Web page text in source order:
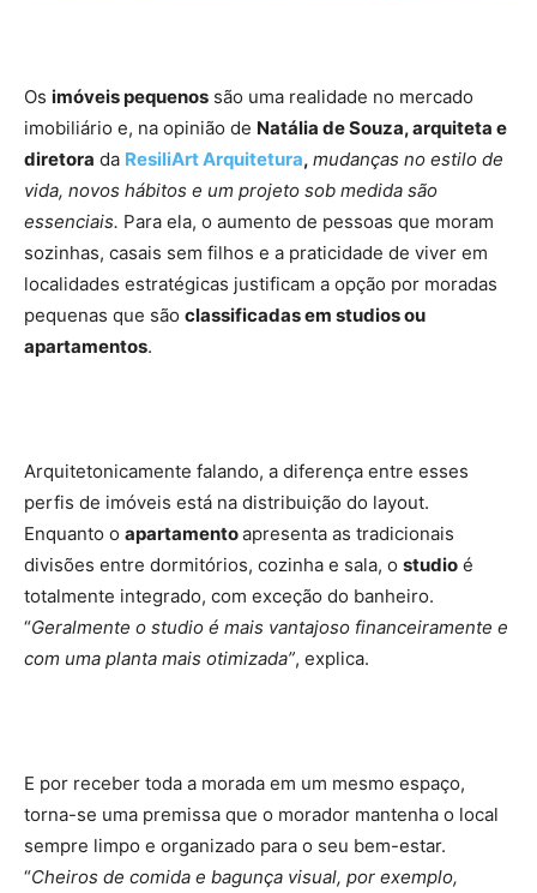
Os imóveis pequenos são uma realidade no mercado
imobiliário e, na opinião de Natália de Souza, arquiteta e
diretora da ResiliArt Arquitetura, mudanças no estilo de
vida, novos hábitos e um projeto sob medida são
essenciais. Para ela, o aumento de pessoas que moram
sozinhas, casais sem filhos e a praticidade de viver em
localidades estratégicas justificam a opção por moradas
pequenas que são classificadas em studios ou
apartamentos.
Arquitetonicamente falando, a diferença entre esses
perfis de imóveis está na distribuição do layout.
Enquanto o apartamentoapresenta as tradicionais
divisões entre dormitórios, cozinha e sala, o studio é
totalmente integrado, com exceção do banheiro.
“Geralmente o studio é mais vantajoso financeiramente e
com uma planta mais otimizada”, explica.
E por receber toda a morada em um mesmo espaço,
torna-se uma premissa que o morador mantenha o local
sempre limpo e organizado para o seu bem-estar.
“Cheiros de comida e bagunça visual, por exemplo,